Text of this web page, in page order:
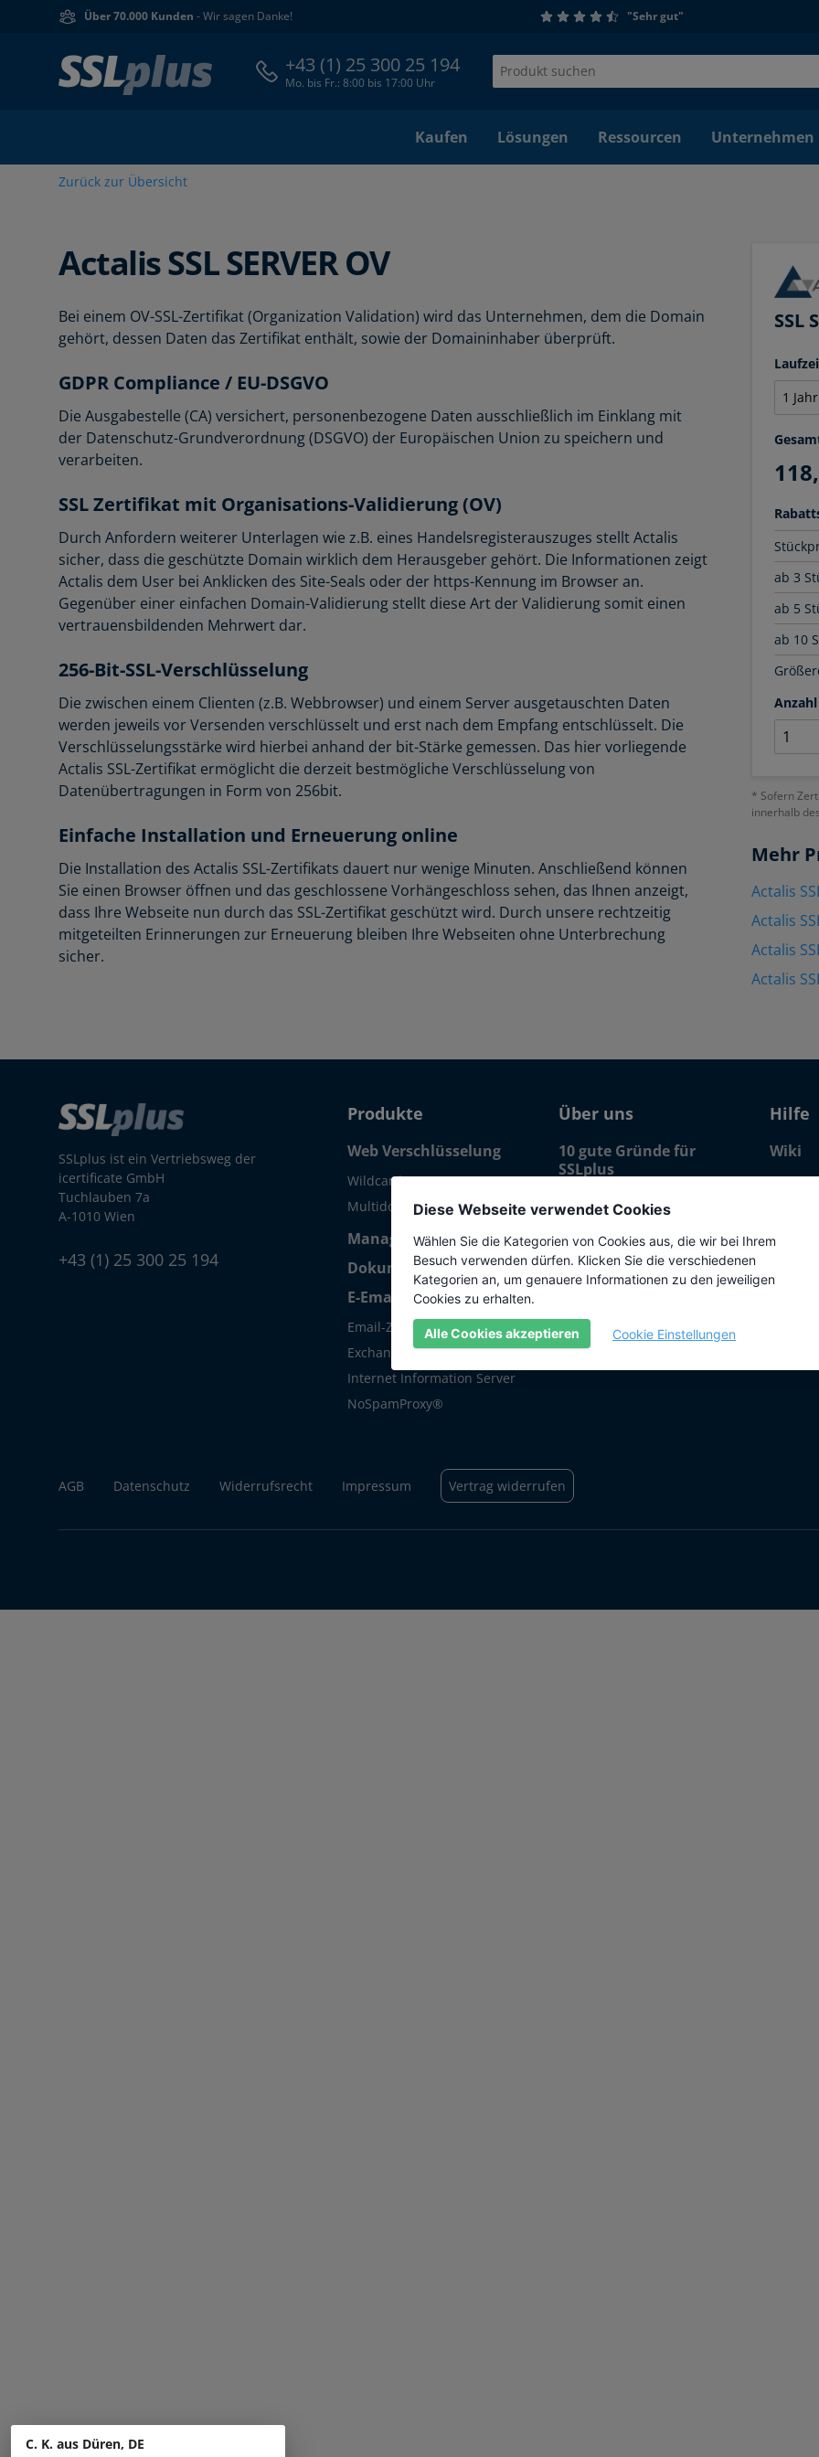
Über 70.000 Kunden - Wir sagen Danke! "Sehr gut"
+43 (1) 25 300 25 194
Mo. bis Fr.: 8:00 bis 17:00 Uhr
Kaufen Lösungen Ressourcen Unternehmen
Zurück zur Übersicht
ActalisSSL SERVER OV
Bei einem OV-SSL-Zertifikat (Organization Validation) wird das Unternehmen, dem die Domain
gehört, dessen Daten das Zertifikat enthält, sowie der Domaininhaber überprüft.
GDPR Compliance / EU-DSGVO
Die Ausgabestelle (CA) versichert, personenbezogene Daten ausschließlich im Einklang mit
der Datenschutz-Grundverordnung (DSGVO) der Europäischen Union zu speichern und
verarbeiten.
SSL Zertifikat mit Organisations-Validierung (OV)
Durch Anfordern weiterer Unterlagen wie z.B. eines Handelsregisterauszuges stellt Actalis
sicher, dass die geschützte Domain wirklich dem Herausgeber gehört. Die Informationen zeigt
Actalis dem User bei Anklicken des Site-Seals oder der https-Kennung im Browser an.
Gegenüber einer einfachen Domain-Validierung stellt diese Art der Validierung somit einen
vertrauensbildenden Mehrwert dar.
256-Bit-SSL-Verschlüsselung
Die zwischen einem Clienten (z.B. Webbrowser) und einem Server ausgetauschten Daten
werden jeweils vor Versenden verschlüsselt und erst nach dem Empfang entschlüsselt. Die
Verschlüsselungsstärke wird hierbei anhand der bit-Stärke gemessen. Das hier vorliegende
Actalis SSL-Zertifikat ermöglicht die derzeit bestmögliche Verschlüsselung von
Datenübertragungen in Form von 256bit.
Einfache Installation und Erneuerung online
Die Installation des Actalis SSL-Zertifikats dauert nur wenige Minuten. Anschließend können
Sie einen Browser öffnen und das geschlossene Vorhängeschloss sehen, das Ihnen anzeigt,
dass Ihre Webseite nun durch das SSL-Zertifikat geschützt wird. Durch unsere rechtzeitig
mitgeteilten Erinnerungen zur Erneuerung bleiben Ihre Webseiten ohne Unterbrechung
sicher.
SSL
ab 3
ab 5
ab 10
Anzahl
* Sofern
innerhalb
Mehr
Actalis
Actalis
Actalis
Actalis
SSLplus ist ein Vertriebsweg der
icertificate GmbH
Tuchlauben 7a
A-1010 Wien
+43 (1) 25 300 25 194
Produkte
Web Verschlüsselung
Wildcard SSL
Multidomain (SAN)
Managed PKI
Dokumente & Software
E-Email-Zertifikate
Email-Zertifikate
Exchange Server, IIS
Internet Information Server
NoSpamProxy®
Über uns
10 gute Gründe für
SSLplus
Programmierschnittstelle (API)
Unsere Zertifizierungen
Hilfe
Wiki
AGB Datenschutz Widerrufsrecht Impressum Vertrag widerrufen
Diese Webseite verwendet Cookies
Wählen Sie die Kategorien von Cookies aus, die wir bei Ihrem
Besuch verwenden dürfen. Klicken Sie die verschiedenen
Kategorien an, um genauere Informationen zu den jeweiligen
Cookies zu erhalten.
Alle Cookies akzeptieren Cookie Einstellungen
C. K. aus Düren, DE